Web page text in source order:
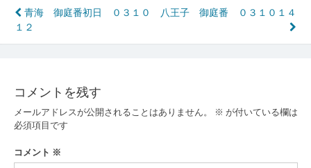
投
稿
ビ
ゲ
ー
シ
青海 御庭番初日 ０３１０
１２
八王子 御庭番 ０３１０１４
コメントを残す
メールアドレスが公開されることはありません。 ※ が付いている欄は
必須項目です
コメント ※